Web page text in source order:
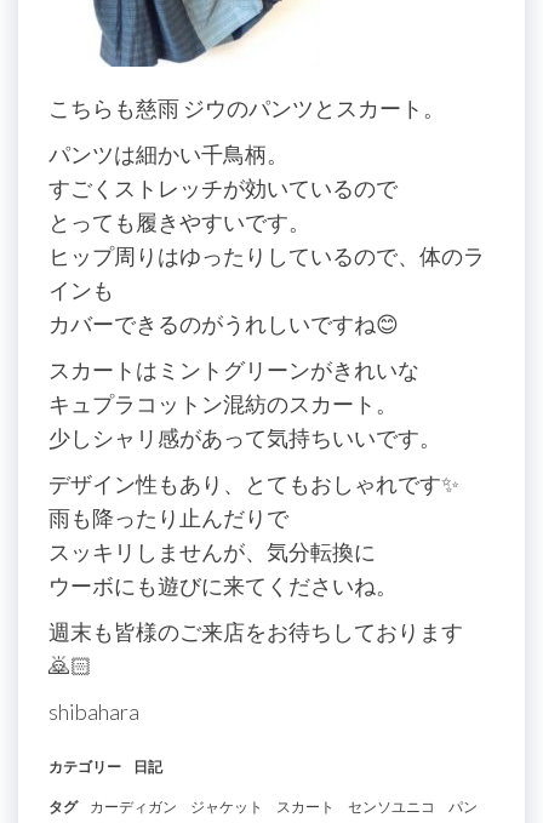
こちらも慈雨 ジウのパンツとスカート。
パンツは細かい千鳥柄。
すごくストレッチが効いているので
とっても履きやすいです。
ヒップ周りはゆったりしているので、体のラ
インも
カバーできるのがうれしいですね😊
スカートはミントグリーンがきれいな
キュプラコットン混紡のスカート。
少しシャリ感があって気持ちいいです。
デザイン性もあり、とてもおしゃれです✨
雨も降ったり止んだりで
スッキリしませんが、気分転換に
ウーボにも遊びに来てくださいね。
週末も皆様のご来店をお待ちしております
🙇🏻
shibahara
カテゴリー 日記
タグ カーディガン ジャケット スカート センソユニコ パン